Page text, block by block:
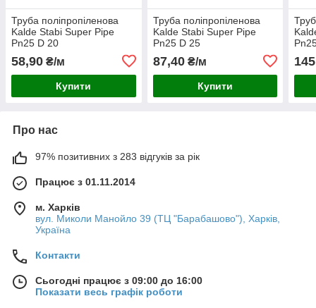
Труба поліпропіленова
Kalde Stabi Super Pipe
Pn25 D 20
58,90 ₴/м
Купити
Труба поліпропіленова
Kalde Stabi Super Pipe
Pn25 D 25
87,40₴/м
Купити
Про нас
97% позитивних з 283 відгуків за рік
Працює з 01.11.2014
м. Харків
вул. Миколи Манойло 39 (ТЦ "Барабашово"), Харків,
Україна
Контакти
Сьогодні працює з 09:00 до 16:00
Показати весь графік роботи